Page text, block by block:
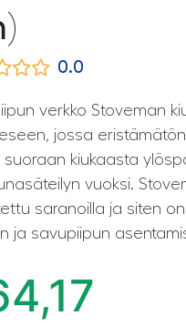
0.0
verkko Stoveman
jossa
suoraan kiukaasta
vuoksi.
saranoilla ja siten
ja savupiipun